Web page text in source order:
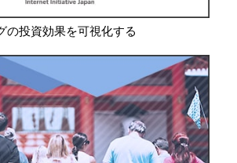
の投資効果を可視化する